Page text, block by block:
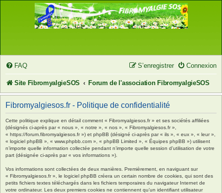
FAQ Connexion
S’enregistrer
Site FibromyalgieSOS Forum de l'association FibromyalgieSOS
Fibromyalgiesos.fr - Politique de confidentialité
Cette politique explique en détail comment « Fibromyalgiesos.fr » et ses sociétés affiliées
(désignés ci-après par « nous », « notre », « nos », « Fibromyalgiesos.fr »,
« https://forum.fibromyalgiesos.fr ») et phpBB (désigné ci-après par « ils », « eux », « leur »,
« logiciel phpBB », « www.phpbb.com », « phpBB Limited », « Équipes phpBB ») utilisent
n’importe quelle information collectée pendant n’importe quelle session d’utilisation de votre
part (désignée ci-après par « vos informations »).
Vos informations sont collectées de deux manières. Premièrement, en naviguant sur
« Fibromyalgiesos.fr », le logiciel phpBB créera un certain nombre de cookies, qui sont des
petits fichiers textes téléchargés dans les fichiers temporaires du navigateur Internet de
votre ordinateur. Les deux premiers cookies ne contiennent qu’un identifiant utilisateur